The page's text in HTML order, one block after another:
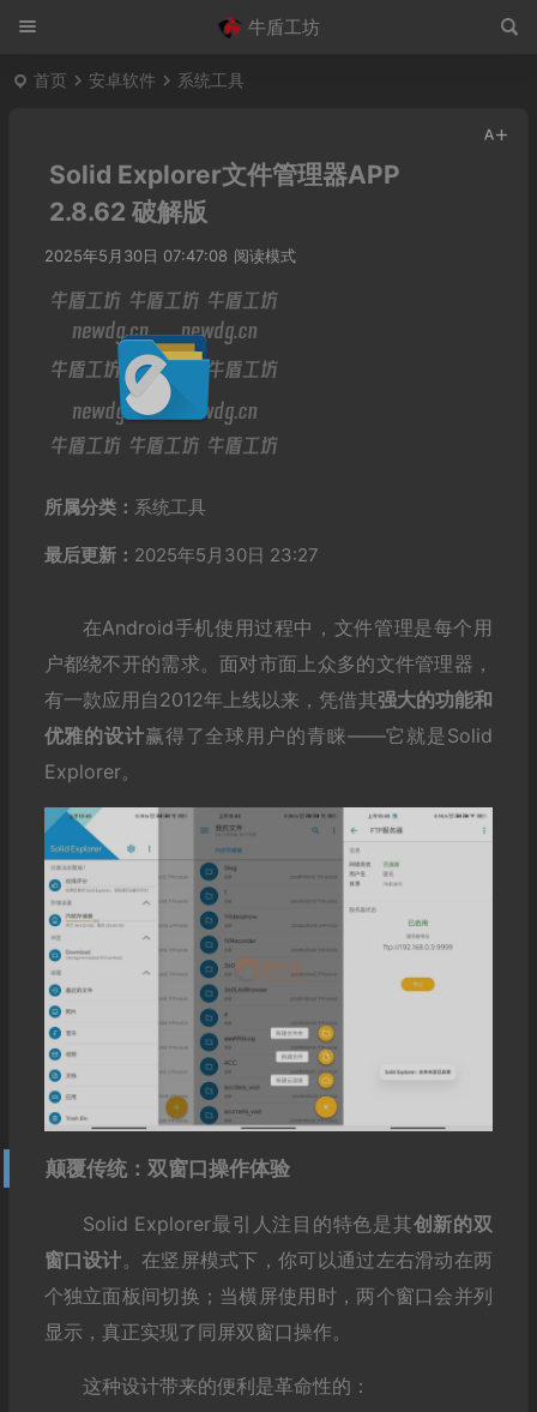
牛盾工坊
首页 安卓软件 系统工具
Solid Explorer文件管理器APP
2.8.62 破解版
2025年5月30日 07:47:08 阅读模式
所属分类： 系统工具
最后更新： 2025年5月30日 23:27
在Android手机使用过程中，文件管理是每个用
户都绕不开的需求。面对市面上众多的文件管理器，
有一款应用自2012年上线以来，凭借其强大的功能和
优雅的设计赢得了全球用户的青睐——它就是Solid
Explorer。
颠覆传统：双窗口操作体验
Solid Explorer最引人注目的特色是其创新的双
窗口设计。在竖屏模式下，你可以通过左右滑动在两
个独立面板间切换；当横屏使用时，两个窗口会并列
显示，真正实现了同屏双窗口操作。
这种设计带来的便利是革命性的：